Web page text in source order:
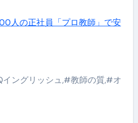
人の正社員「プロ教師」で安
ングリッシュ,#教師の質,#オ